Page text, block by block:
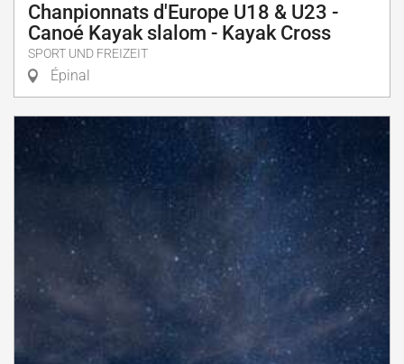
Chanpionnats d'Europe U18 & U23 -
Canoé Kayak slalom - Kayak Cross
SPORT UND FREIZEIT
Épinal